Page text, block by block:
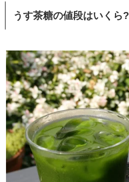
うす茶糖の値段はいくら?